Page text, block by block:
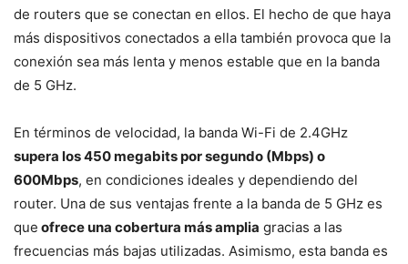
de routers que se conectan en ellos. El hecho de que haya
más dispositivos conectados a ella también provoca que la
conexión sea más lenta y menos estable que en la banda
de 5 GHz.
En términos de velocidad, la banda Wi-Fi de 2.4GHz
supera los 450 megabits por segundo (Mbps) o
600Mbps, en condiciones ideales y dependiendo del
router. Una de sus ventajas frente a la banda de 5 GHz es
que ofrece una cobertura más amplia gracias a las
frecuencias más bajas utilizadas. Asimismo, esta banda es